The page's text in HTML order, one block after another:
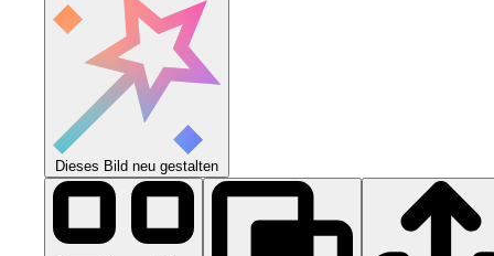
Dieses Bild neu gestalten